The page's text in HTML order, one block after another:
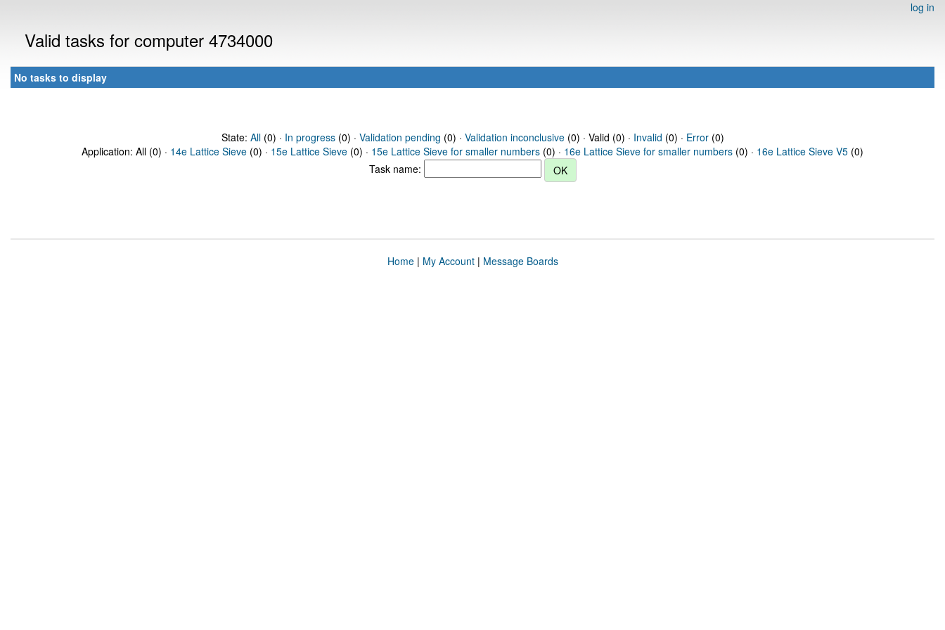
log in
Valid tasks for computer 4734000
No tasks to display
State: All(0) · In progress(0) · Validation pending (0) · Validation inconclusive(0) · Valid (0) · Invalid (0) · Error(0)
Application: All (0) · 14e Lattice Sieve (0) · 15e Lattice Sieve (0) · 15e Lattice Sieve for smaller numbers (0) · 16e Lattice Sieve for smaller numbers (0) · 16e Lattice Sieve V5 (0)
Task name:
Home| My Account| Message Boards